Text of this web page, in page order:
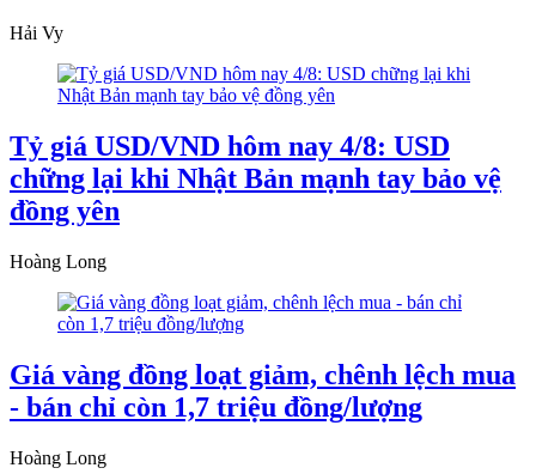
Hải Vy
Tỷ giá USD/VND hôm nay 4/8: USD
chững lại khi Nhật Bản mạnh tay bảo vệ
đồng yên
Hoàng Long
Giá vàng đồng loạt giảm, chênh lệch mua
- bán chỉ còn 1,7 triệu đồng/lượng
Hoàng Long